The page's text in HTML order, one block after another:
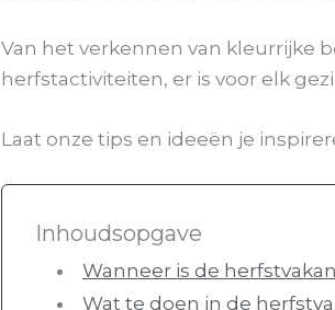
Van het verkennen van kleurrijke
herfstactiviteiten, er is voor elk
Laat onze tips en ideeën je
Inhoudsopgave
Wanneer is de
Wat te doen in de